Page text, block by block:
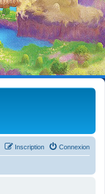
Connexion
Inscription